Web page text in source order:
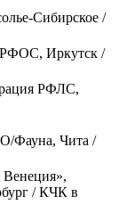
Сибирское /
Иркутск /
РФЛС,
Фауна, Чита /
/ КЧК в